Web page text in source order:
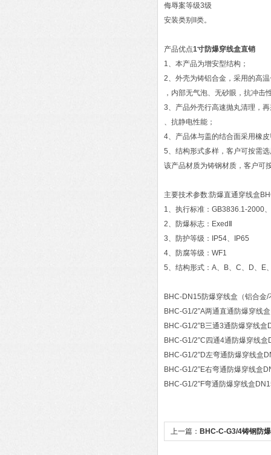
侮辱案等级3级
安装类别II类。
产品优点1寸防爆穿线盒直销
1、本产品为增安型结构；
2、外壳为铸铝合金，采用的高
，内部无气泡、无砂眼，抗冲
3、产品外壳行高速抛丸清理，
、抗静电性能；
4、产品体与盖的结合面采用橡
5、结构形式多样，客户可按需
该产品材质为铸钢材质，客户可
主要技术参数:防爆直通穿线盒
1、执行标准：GB3836.1-2000
2、防爆标志：ExedⅡ
3、防护等级：IP54、IP65
4、防腐等级：WF1
5、结构形式：A、B、C、D、E
BHC-DN15防爆穿线盒（铝合金
BHC-G1/2”A两通直通防爆穿线
BHC-G1/2”B三通3通防爆穿线
BHC-G1/2”C四通4通防爆穿线
BHC-G1/2”D左弯通防爆穿线盒
BHC-G1/2”E右弯通防爆穿线盒
BHC-G1/2”F弯通防爆穿线盒
上一篇： BHC-C-G3/4铸钢防